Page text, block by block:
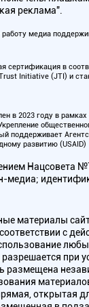
реклама".
работу медиа
сертификация в
Initiative (JTI) и
в 2023 году в
поддерживает
развитию (USAID)
Нацсовета
медиа;
материалы
с
при
размещена
открытая